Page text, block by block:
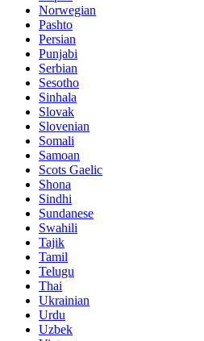
Norwegian
Pashto
Persian
Punjabi
Serbian
Sesotho
Sinhala
Slovak
Slovenian
Somali
Samoan
Scots Gaelic
Shona
Sindhi
Sundanese
Swahili
Tajik
Tamil
Telugu
Thai
Ukrainian
Urdu
Uzbek